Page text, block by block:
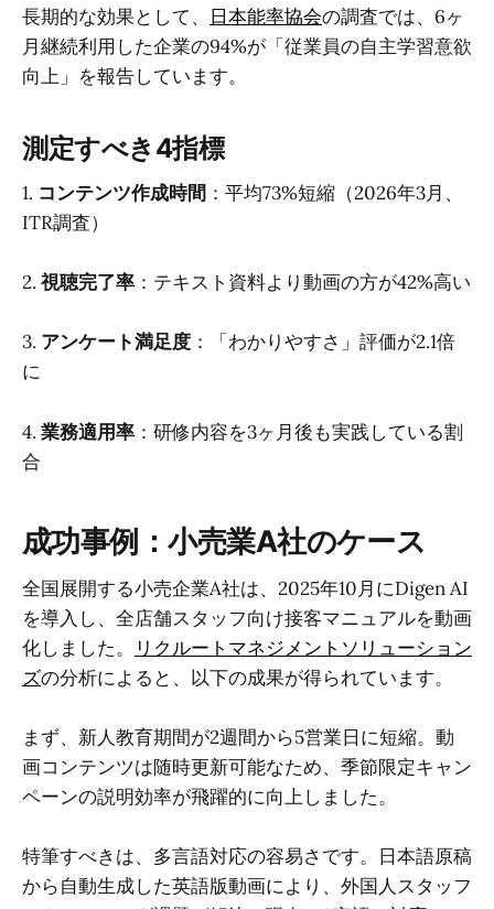
長期的な効果として、 日本能率協会の調査では、6ヶ
月継続利用した企業の94%が「従業員の自主学習意欲
向上」を報告しています。
測定すべき4指標
1. コンテンツ作成時間 ：平均73%短縮（2026年3月、
ITR調査）
2. 視聴完了率 ：テキスト資料より動画の方が42%高い
3. アンケート満足度 ：「わかりやすさ」評価が2.1倍
に
4. 業務適用率 ：研修内容を3ヶ月後も実践している割
合
成功事例：小売業A社のケース
全国展開する小売企業A社は、2025年10月にDigen AI
を導入し、全店舗スタッフ向け接客マニュアルを動画
化しました。
リクルートマネジメントソリューション
ズの分析によると、以下の成果が得られています。
まず、新人教育期間が2週間から5営業日に短縮。動
画コンテンツは随時更新可能なため、季節限定キャン
ペーンの説明効率が飛躍的に向上しました。
特筆すべきは、多言語対応の容易さです。日本語原稿
から自動生成した英語版動画により、外国人スタッフ